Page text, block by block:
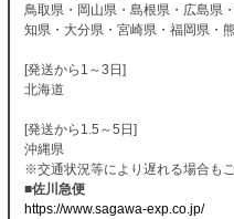
鳥取県・岡山県・島根県・広島県
知県・大分県・宮崎県・福岡県・
[発送から1～3日]
北海道
[発送から1.5～5日]
沖縄県
※交通状況等により遅れる場合も
■佐川急便
https://www.sagawa-exp.co.jp/